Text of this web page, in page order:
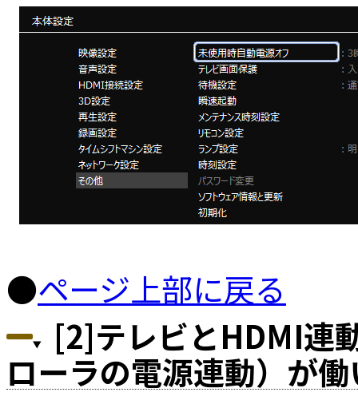
●ページ上部に戻る
[2]テレビとHDMI連
ローラの電源連動）が